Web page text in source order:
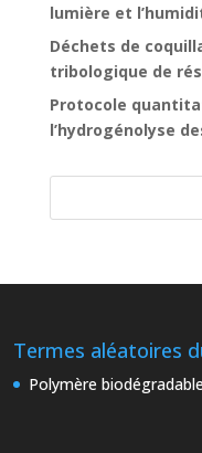
lumière et
Déchets de
tribologique de
Protocole
l’hydrogénolyse
Termes aléatoires
Polymère biodégradable